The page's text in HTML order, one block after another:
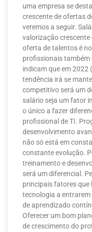
uma empresa se
crescente de ofertas
veremos a seguir.
valorização crescente
oferta de talentos é
profissionais também
indicam que em 2022
tendência irá se
competitivo será um
salário seja um fator
o único a fazer
profissional de TI.
desenvolvimento
não só está em
constante evolução.
treinamento e
será um diferencial.
principais fatores que
tecnologia a
de aprendizado
Oferecer um bom
de crescimento do